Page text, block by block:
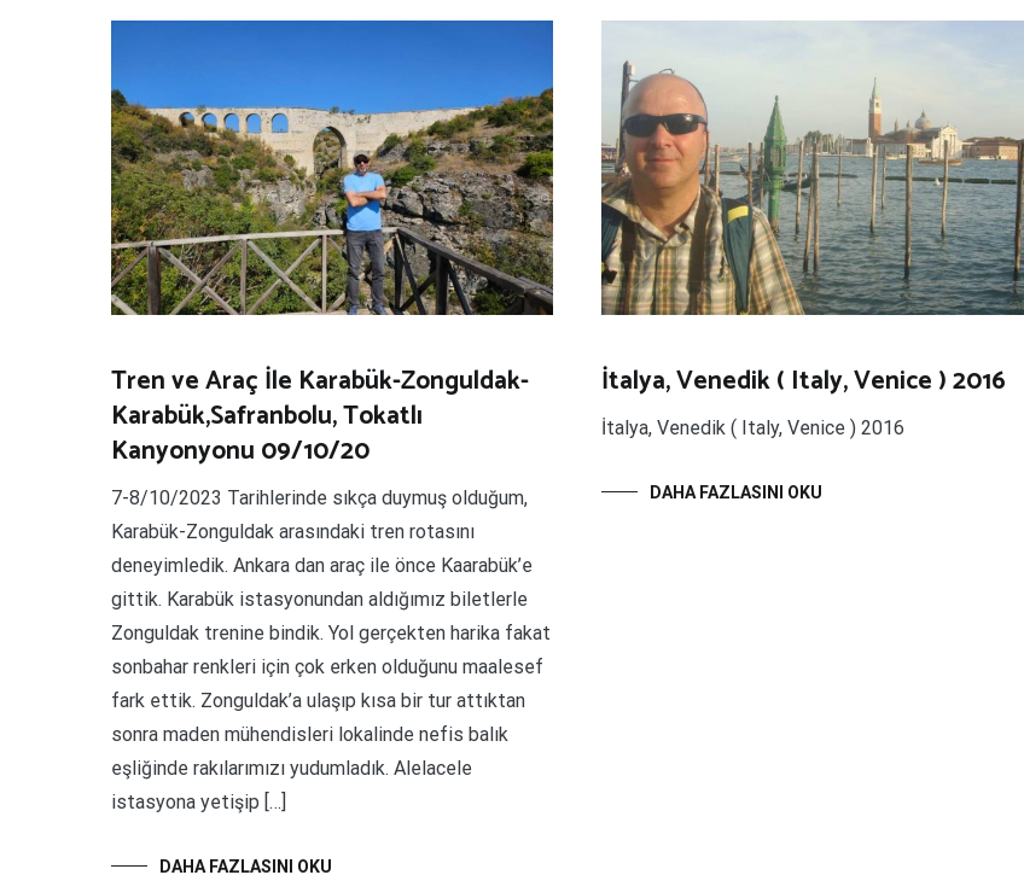
Tren ve Araç İle Karabük-Zonguldak-
Karabük,Safranbolu, Tokatlı
Kanyonyonu 09/10/20
7-8/10/2023 Tarihlerinde sıkça duymuş olduğum,
Karabük-Zonguldak arasındaki tren rotasını
deneyimledik. Ankara dan araç ile önce Kaarabük’e
gittik. Karabük istasyonundan aldığımız biletlerle
Zonguldak trenine bindik. Yol gerçekten harika fakat
sonbahar renkleri için çok erken olduğunu maalesef
fark ettik. Zonguldak’a ulaşıp kısa bir tur attıktan
sonra maden mühendisleri lokalinde nefis balık
eşliğinde rakılarımızı yudumladık. Alelacele
istasyona yetişip […]
DAHA FAZLASINI OKU
İtalya, Venedik ( Italy, Venice ) 2016
İtalya, Venedik ( Italy, Venice ) 2016
DAHA FAZLASINI OKU